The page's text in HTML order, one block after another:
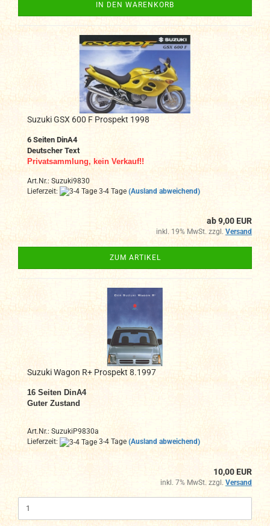
IN DEN WARENKORB
Suzuki GSX 600 F Prospekt 1998
6 Seiten DinA4
Deutscher Text
Privatsammlung, kein Verkauf!!
Art.Nr.: Suzuki9830
Lieferzeit:
3-4 Tage (Ausland abweichend)
ab 9,00 EUR
inkl. 19% MwSt. zzgl. Versand
ZUM ARTIKEL
Suzuki Wagon R+ Prospekt 8.1997
16 Seiten DinA4
Guter Zustand
Art.Nr.: SuzukiP9830a
Lieferzeit:
3-4 Tage (Ausland abweichend)
10,00 EUR
inkl. 7% MwSt. zzgl. Versand